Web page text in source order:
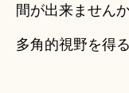
間が出来ませんか
多角的視野を得